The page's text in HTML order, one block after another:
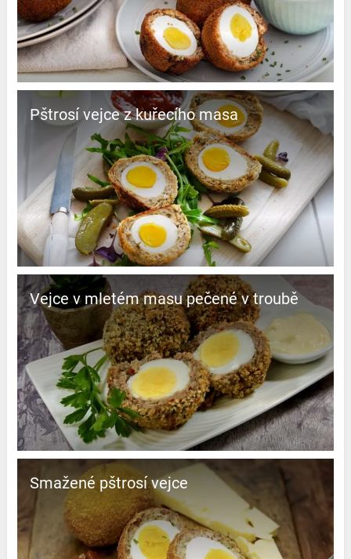
Pštrosí vejce z kuřecího masa
Vejce v mletém masu pečené v troubě
Smažené pštrosí vejce